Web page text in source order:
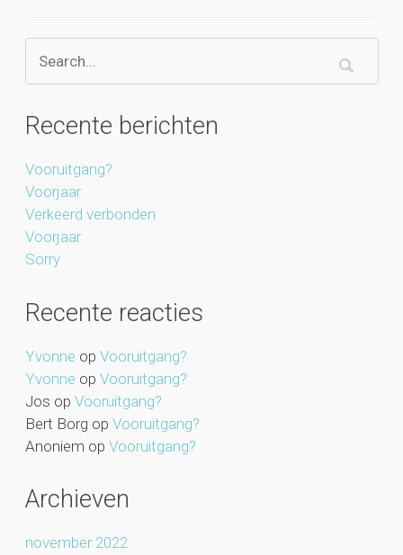
Recente berichten
Vooruitgang?
Voorjaar
Verkeerd verbonden
Voorjaar
Sorry
Recente reacties
Yvonne op Vooruitgang?
Yvonne op Vooruitgang?
Jos op Vooruitgang?
Bert Borg op Vooruitgang?
Anoniem op Vooruitgang?
Archieven
november 2022